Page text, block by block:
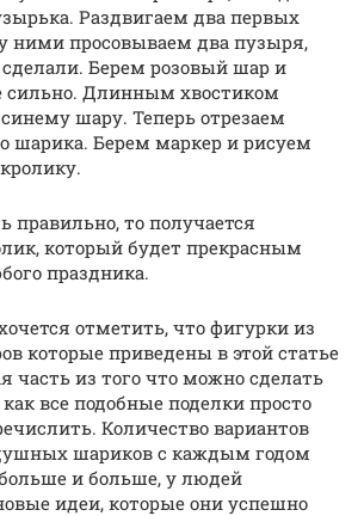
Раздвигаем два первых
ними просовываем два пузыря,
Берем розовый шар и
сильно. Длинным хвостиком
шару. Теперь отрезаем
шарика. Берем маркер и рисуем
правильно, то получается
который будет прекрасным
праздника.
отметить, что фигурки из
которые приведены в этой статье
часть из того что можно сделать
все подобные поделки просто
Количество вариантов
шариков с каждым годом
и больше, у людей
идеи, которые они успешно